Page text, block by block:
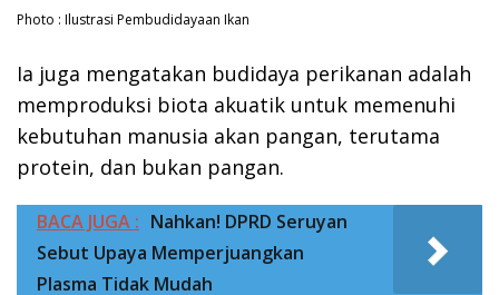
Photo : Ilustrasi Pembudidayaan Ikan
Ia juga mengatakan budidaya perikanan adalah
memproduksi biota akuatik untuk memenuhi
kebutuhan manusia akan pangan, terutama
protein, dan bukan pangan.
BACA JUGA : Nahkan! DPRD Seruyan
Sebut Upaya Memperjuangkan
Plasma Tidak Mudah